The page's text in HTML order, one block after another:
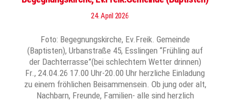
24. April 2026
Foto: Begegnungskirche, Ev.Freik. Gemeinde
(Baptisten), Urbanstraße 45, Esslingen “Frühling auf
der Dachterrasse”(bei schlechtem Wetter drinnen)
Fr., 24.04.26 17.00 Uhr-20.00 Uhr herzliche Einladung
zu einem fröhlichen Beisammensein. Ob jung oder alt,
Nachbarn, Freunde, Familien- alle sind herzlich